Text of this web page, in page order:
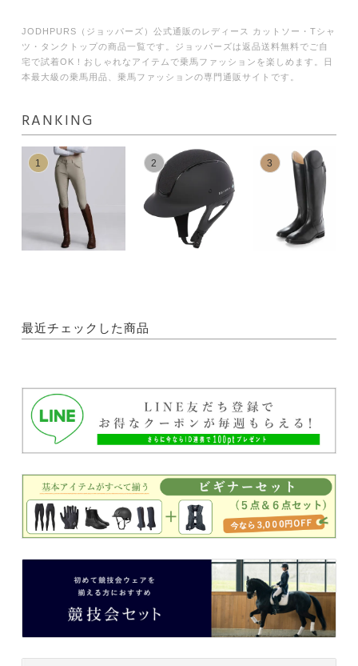
JODHPURS（ジョッパーズ）公式通販のレディース カットソー・Tシャ
ツ・タンクトップの商品一覧です。ジョッパーズは返品送料無料でご自
宅で試着OK！おしゃれなアイテムで乗馬ファッションを楽しめます。日
本最大級の乗馬用品、乗馬ファッションの専門通販サイトです。
RANKING
1 2 3
最近チェックした商品